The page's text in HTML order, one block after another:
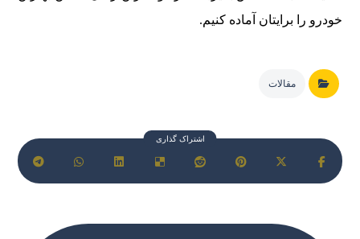
خودرو را برایتان آماده کنیم.
مقالات